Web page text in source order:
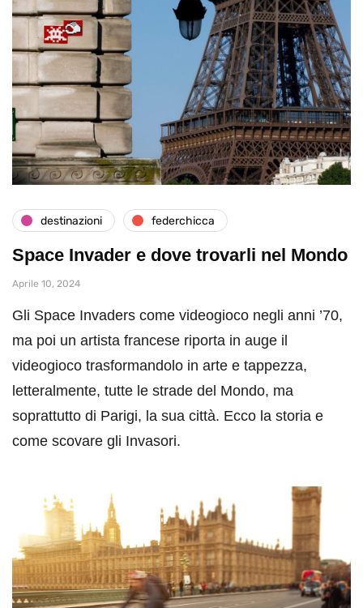
destinazioni federchicca
Space Invader e dove trovarli nel Mondo
Aprile 10, 2024
Gli Space Invaders come videogioco negli anni ’70,
ma poi un artista francese riporta in auge il
videogioco trasformandolo in arte e tappezza,
letteralmente, tutte le strade del Mondo, ma
soprattutto di Parigi, la sua città. Ecco la storia e
come scovare gli Invasori.